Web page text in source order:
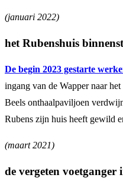
(januari 2022)
het Rubenshuis
De begin 2023 gestarte
ingang van de Wapper naar
Beels onthaalpaviljoen
Rubens zijn huis heeft gewild
(maart 2021)
de vergeten voetganger